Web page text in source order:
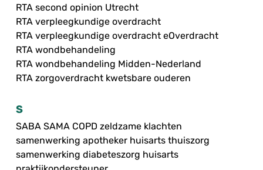
RTA second opinion Utrecht
RTA verpleegkundige overdracht
RTA verpleegkundige overdracht eOverdracht
RTA wondbehandeling
RTA wondbehandeling Midden-Nederland
RTA zorgoverdracht kwetsbare ouderen
S
SABA SAMA COPD zeldzame klachten
samenwerking apotheker huisarts thuiszorg
samenwerking diabeteszorg huisarts